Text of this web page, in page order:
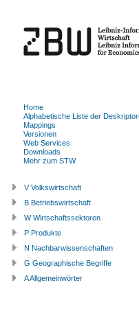
Home
Alphabetische Liste der
Mappings
Versionen
Web Services
Downloads
Mehr zum STW
V Volkswirtschaft
B Betriebswirtschaft
W Wirtschaftssektoren
P Produkte
N Nachbarwissenschaften
G Geographische Begriffe
A Allgemeinwörter